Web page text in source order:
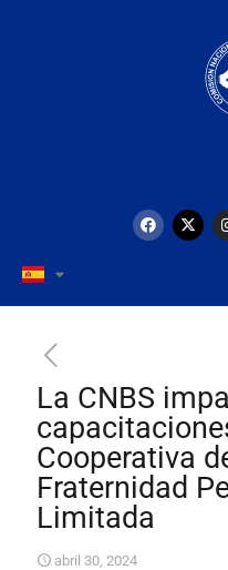
La CNBS
Cooperativa
Fraternidad
Limitada
abril 30, 2024